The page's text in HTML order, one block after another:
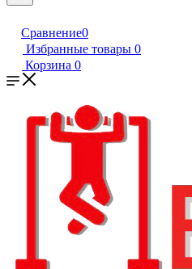
Сравнение0
Избранные товары 0
Корзина 0